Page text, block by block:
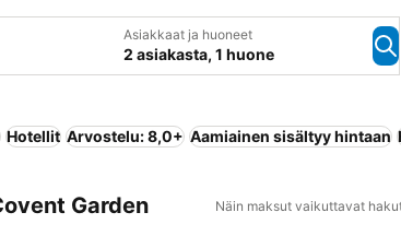
Asiakkaat ja huoneet
2 asiakasta, 1 huone
Hotellit Arvostelu: 8,0+ Aamiainen sisältyy hintaan
Garden Näin maksut vaikuttavat